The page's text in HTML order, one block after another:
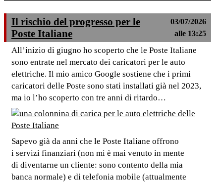
Il rischio del progresso per le
Poste Italiane
03/07/2026
alle 13:25
All’inizio di giugno ho scoperto che le Poste Italiane
sono entrate nel mercato dei caricatori per le auto
elettriche. Il mio amico Google sostiene che i primi
caricatori delle Poste sono stati installati già nel 2023,
ma io l’ho scoperto con tre anni di ritardo…
Sapevo già da anni che le Poste Italiane offrono
i servizi finanziari (non mi è mai venuto in mente
di diventarne un cliente: sono contento della mia
banca normale) e di telefonia mobile (attualmente